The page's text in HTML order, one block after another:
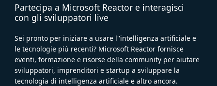
Partecipa a Microsoft Reactor e interagisci
con gli sviluppatori live
Sei pronto per iniziare a usare l''intelligenza artificiale e
le tecnologie più recenti? Microsoft Reactor fornisce
eventi, formazione e risorse della community per aiutare
sviluppatori, imprenditori e startup a sviluppare la
tecnologia di intelligenza artificiale e altro ancora.